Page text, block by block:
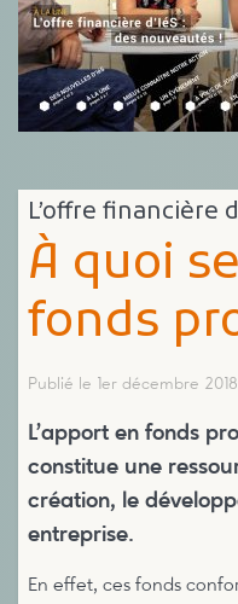
L’offre financière
À quoi
fonds
Publié le 1er décembre 2018
L’apport en fonds
constitue une
création, le
entreprise.
En effet, ces fonds